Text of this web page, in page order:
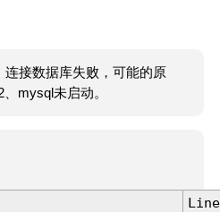
连接数据库失败，可能的原
mysql未启动。
Line